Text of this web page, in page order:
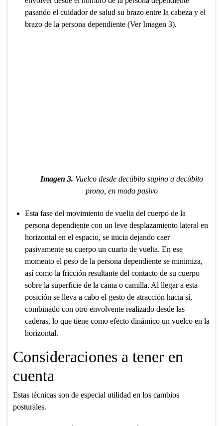
pasando el cuidador de salud su brazo entre la cabeza y el
brazo de la persona dependiente (Ver Imagen 3).
Imagen 3. Vuelco desde decúbito supino a decúbito
prono, en modo pasivo
Esta fase del movimiento de vuelta del cuerpo de la
persona dependiente con un leve desplazamiento lateral en
horizontal en el espacio, se inicia dejando caer
pasivamente su cuerpo un cuarto de vuelta. En ese
momento el peso de la persona dependiente se minimiza,
así como la fricción resultante del contacto de su cuerpo
sobre la superficie de la cama o camilla. Al llegar a esta
posición se lleva a cabo el gesto de atracción hacia sí,
combinado con otro envolvente realizado desde las
caderas, lo que tiene como efecto dinámico un vuelco en la
horizontal.
Consideraciones a tener en
cuenta
Estas técnicas son de especial utilidad en los cambios
posturales.